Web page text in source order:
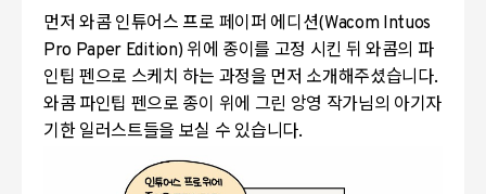
먼저 와콤 인튜어스 프로 페이퍼 에디션(Wacom Intuos
Pro Paper Edition) 위에 종이를 고정 시킨 뒤 와콤의 파
인팁 펜으로 스케치 하는 과정을 먼저 소개해주셨습니다.
와콤 파인팁 펜으로 종이 위에 그린 앙영 작가님의 아기자
기한 일러스트들을 보실 수 있습니다.